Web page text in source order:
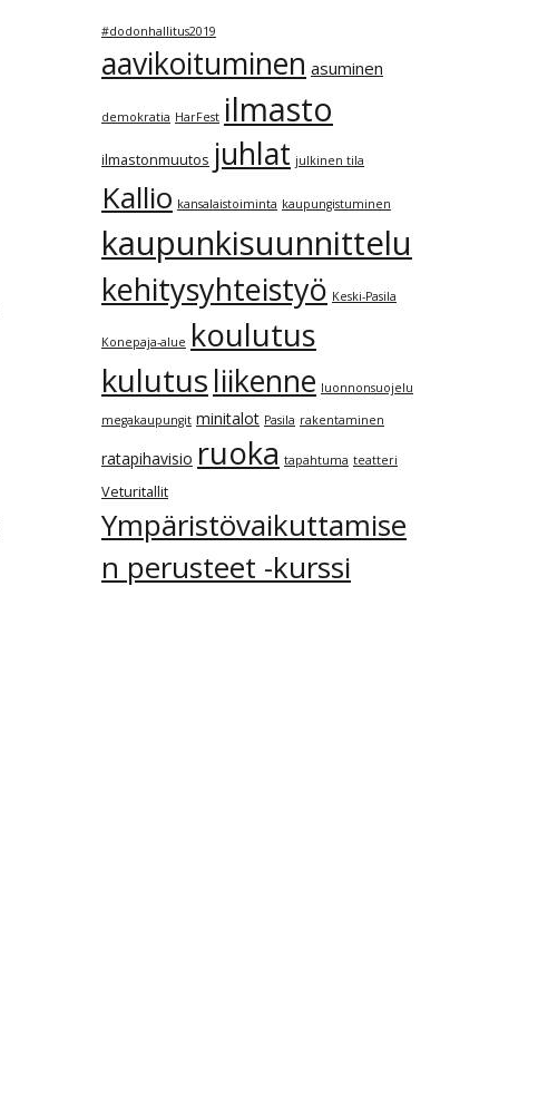
#dodonhallitus2019
aavikoituminen asuminen
demokratia HarFest ilmasto
ilmastonmuutos juhlat julkinen tila
Kallio kansalaistoiminta kaupungistuminen
kaupunkisuunnittelu
kehitysyhteistyö Keski-Pasila
Konepaja-alue koulutus
kulutusliikenne luonnonsuojelu
megakaupungit minitalot Pasila rakentaminen
ratapihavisio ruoka tapahtuma teatteri
Veturitallit
Ympäristövaikuttamise
n perusteet -kurssi